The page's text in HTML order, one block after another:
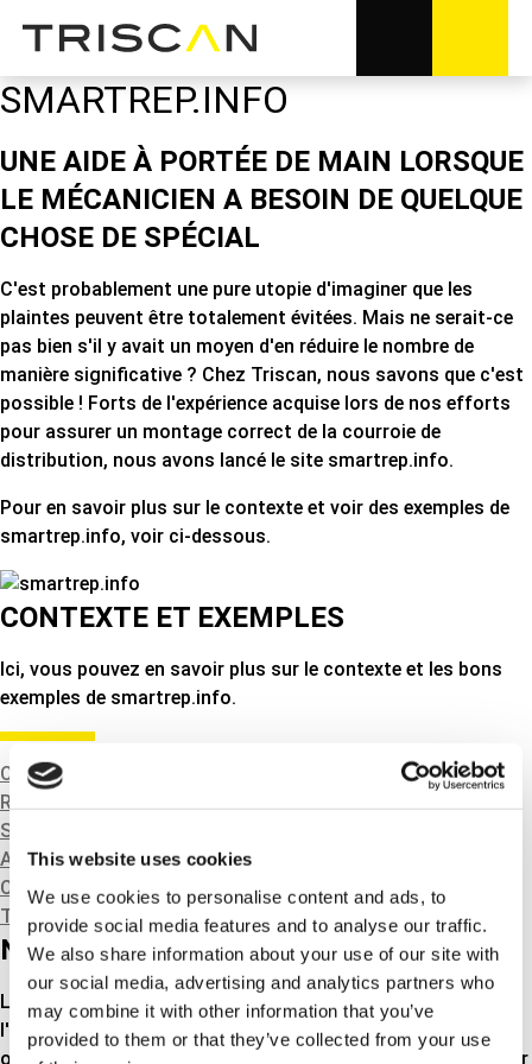
This website uses cookies
We use cookies to personalise content and ads, to
provide social media features and to analyse our traffic.
We also share information about your use of our site with
our social media, advertising and analytics partners who
may combine it with other information that you’ve
provided to them or that they’ve collected from your use
SMARTREP.INFO
UNE AIDE À PORTÉE DE MAIN LORSQUE
LE MÉCANICIEN A BESOIN DE QUELQUE
CHOSE DE SPÉCIAL
C'est probablement une pure utopie d'imaginer que les
plaintes peuvent être totalement évitées. Mais ne serait-ce
pas bien s'il y avait un moyen d'en réduire le nombre de
manière significative ? Chez Triscan, nous savons que c'est
possible ! Forts de l'expérience acquise lors de nos efforts
pour assurer un montage correct de la courroie de
distribution, nous avons lancé le site smartrep.info.
Pour en savoir plus sur le contexte et voir des exemples de
smartrep.info, voir ci-dessous.
CONTEXTE ET EXEMPLES
Ici, vous pouvez en savoir plus sur le contexte et les bons
exemples de smartrep.info.
Contexte
Roulements
Servopompes
Allumage
Ceintures extensibles
Tendeurs de courroie
NOUVELLES
Lisez les dernières nouvelles ici. Vous pouvez personnaliser
l'affichage pour n'afficher que les actualités de l'entreprise
ou les actualités techniques. Vous pouvez également cliquer